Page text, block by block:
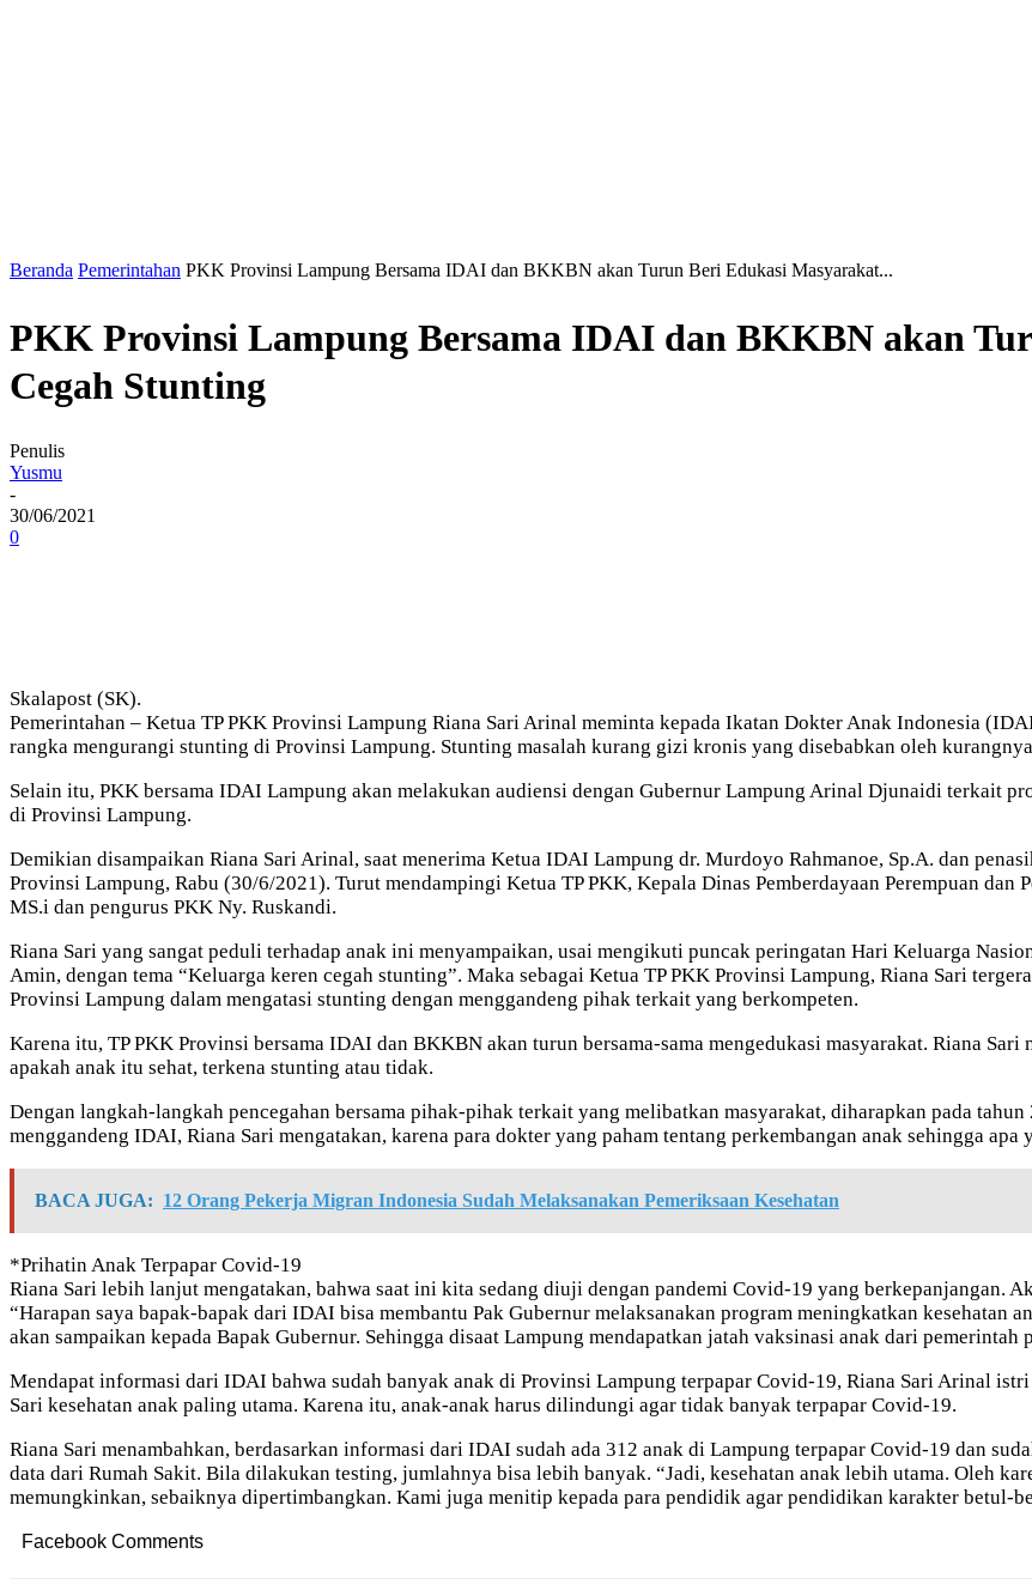
Beranda Pemerintahan PKK Provinsi Lampung Bersama IDAI dan BKKBN akan Turun Beri Edukasi Masyarakat...
PKK Provinsi Lampung Bersama IDAI dan BKKBN akan
Cegah Stunting
Penulis
Yusmu
-
30/06/2021
0
Skalapost (SK).
Pemerintahan – Ketua TP PKK Provinsi Lampung Riana Sari Arinal meminta kepada Ikatan Dokter Anak Indonesia
rangka mengurangi stunting di Provinsi Lampung. Stunting masalah kurang gizi kronis yang disebabkan oleh
Selain itu, PKK bersama IDAI Lampung akan melakukan audiensi dengan Gubernur Lampung Arinal Djunaidi terkait
di Provinsi Lampung.
Demikian disampaikan Riana Sari Arinal, saat menerima Ketua IDAI Lampung dr. Murdoyo Rahmanoe, Sp.A. dan
Provinsi Lampung, Rabu (30/6/2021). Turut mendampingi Ketua TP PKK, Kepala Dinas Pemberdayaan Perempuan
MS.i dan pengurus PKK Ny. Ruskandi.
Riana Sari yang sangat peduli terhadap anak ini menyampaikan, usai mengikuti puncak peringatan Hari Keluarga
Amin, dengan tema “Keluarga keren cegah stunting”. Maka sebagai Ketua TP PKK Provinsi Lampung, Riana Sari
Provinsi Lampung dalam mengatasi stunting dengan menggandeng pihak terkait yang berkompeten.
Karena itu, TP PKK Provinsi bersama IDAI dan BKKBN akan turun bersama-sama mengedukasi masyarakat. Riana
apakah anak itu sehat, terkena stunting atau tidak.
Dengan langkah-langkah pencegahan bersama pihak-pihak terkait yang melibatkan masyarakat, diharapkan pada
menggandeng IDAI, Riana Sari mengatakan, karena para dokter yang paham tentang perkembangan anak sehingga
BACA JUGA: 12 Orang Pekerja Migran Indonesia Sudah Melaksanakan Pemeriksaan Kesehatan
*Prihatin Anak Terpapar Covid-19
Riana Sari lebih lanjut mengatakan, bahwa saat ini kita sedang diuji dengan pandemi Covid-19 yang berkepanjangan.
“Harapan saya bapak-bapak dari IDAI bisa membantu Pak Gubernur melaksanakan program meningkatkan kesehatan
akan sampaikan kepada Bapak Gubernur. Sehingga disaat Lampung mendapatkan jatah vaksinasi anak dari pemerintah
Mendapat informasi dari IDAI bahwa sudah banyak anak di Provinsi Lampung terpapar Covid-19, Riana Sari Arinal
Sari kesehatan anak paling utama. Karena itu, anak-anak harus dilindungi agar tidak banyak terpapar Covid-19.
Riana Sari menambahkan, berdasarkan informasi dari IDAI sudah ada 312 anak di Lampung terpapar Covid-19 dan
data dari Rumah Sakit. Bila dilakukan testing, jumlahnya bisa lebih banyak. “Jadi, kesehatan anak lebih utama. Oleh
memungkinkan, sebaiknya dipertimbangkan. Kami juga menitip kepada para pendidik agar pendidikan karakter betul-
Facebook Comments